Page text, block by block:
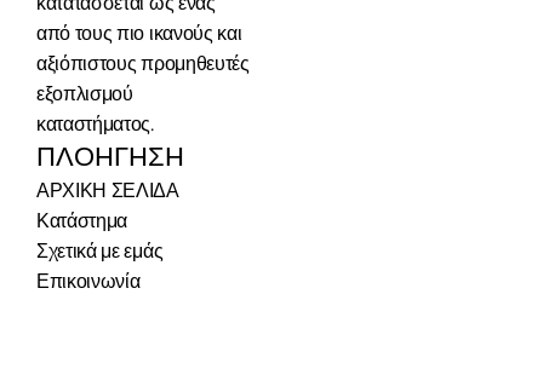
από τους πιο ικανούς και
αξιόπιστους προμηθευτές
εξοπλισμού
καταστήματος.
ΠΛΟΉΓΗΣΗ
ΑΡΧΙΚΗ ΣΕΛΙΔΑ
Κατάστημα
Σχετικά με εμάς
Επικοινωνία